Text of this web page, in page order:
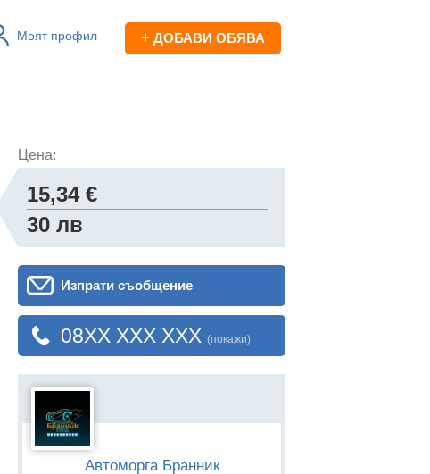
Моят профил + ДОБАВИ ОБЯВА
Цена:
15,34 €
30 лв
Изпрати съобщение
08XX XXX XXX (покажи)
Автоморга Бранник